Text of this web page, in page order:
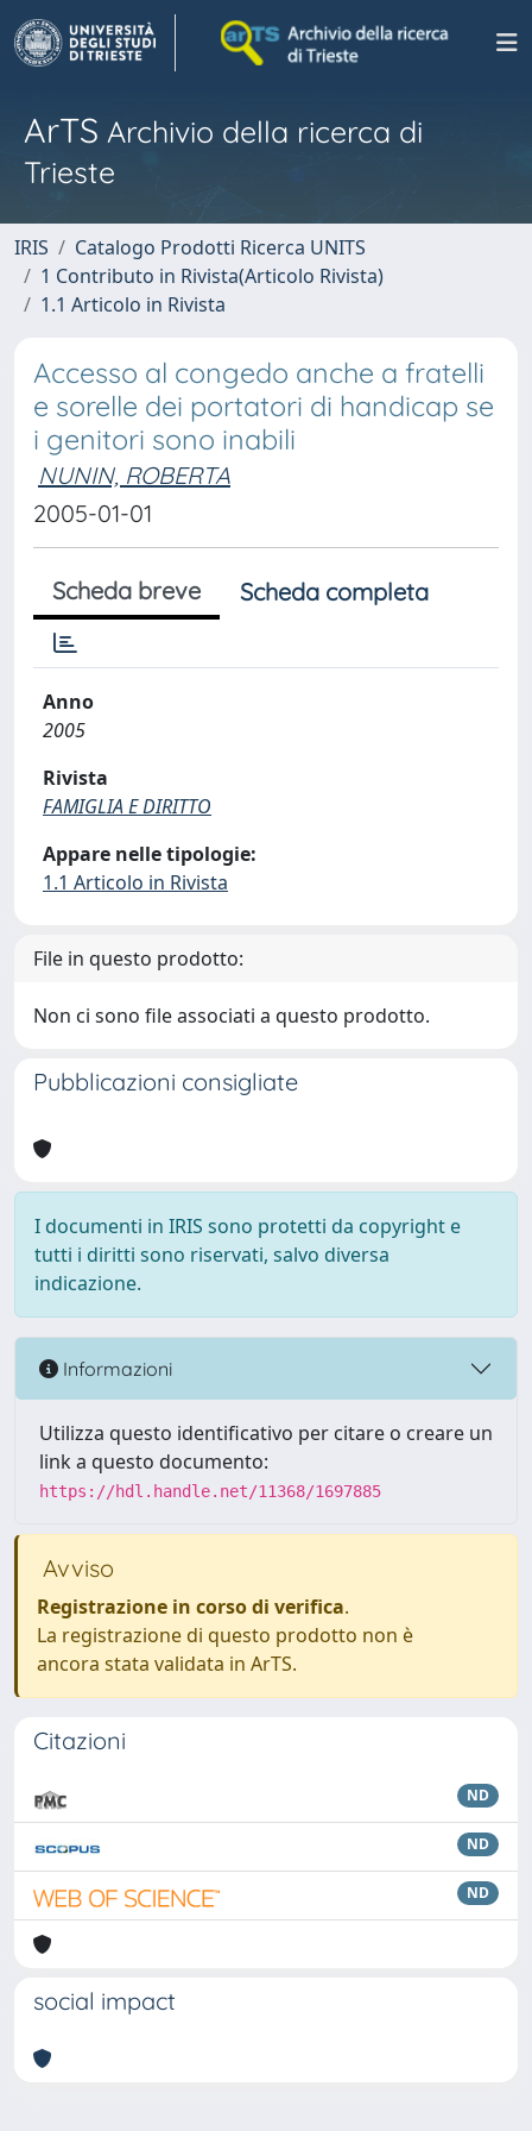
ArTS Archivio della ricerca di
Trieste
IRIS
Catalogo Prodotti Ricerca UNITS
1 Contributo in Rivista(Articolo Rivista)
1.1 Articolo in Rivista
Accesso al congedo anche a fratelli
e sorelle dei portatori di handicap se
i genitori sono inabili
NUNIN, ROBERTA
2005-01-01
Scheda breve Scheda completa
Anno
2005
Rivista
FAMIGLIA E DIRITTO
Appare nelle tipologie:
1.1 Articolo in Rivista
File in questo prodotto:
Non ci sono file associati a questo prodotto.
Pubblicazioni consigliate
I documenti in IRIS sono protetti da copyright e
tutti i diritti sono riservati, salvo diversa
indicazione.
Informazioni
Utilizza questo identificativo per citare o creare un
link a questo documento:
https://hdl.handle.net/11368/1697885
Avviso
Registrazione in corso di verifica.
La registrazione di questo prodotto non è
ancora stata validata in ArTS.
Citazioni
ND
ND
ND
social impact